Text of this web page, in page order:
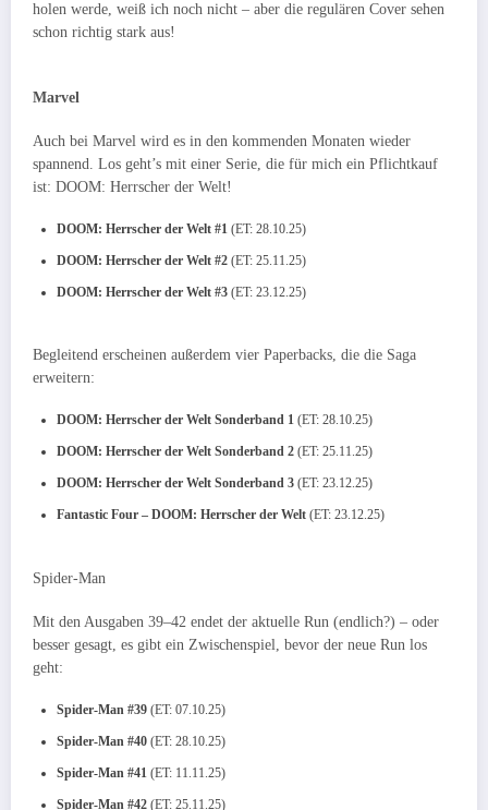
holen werde, weiß ich noch nicht – aber die regulären Cover sehen
schon richtig stark aus!
Marvel
Auch bei Marvel wird es in den kommenden Monaten wieder
spannend. Los geht’s mit einer Serie, die für mich ein Pflichtkauf
ist: DOOM: Herrscher der Welt!
DOOM: Herrscher der Welt #1 (ET: 28.10.25)
DOOM: Herrscher der Welt #2 (ET: 25.11.25)
DOOM: Herrscher der Welt #3 (ET: 23.12.25)
Begleitend erscheinen außerdem vier Paperbacks, die die Saga
erweitern:
DOOM: Herrscher der Welt Sonderband 1 (ET: 28.10.25)
DOOM: Herrscher der Welt Sonderband 2 (ET: 25.11.25)
DOOM: Herrscher der Welt Sonderband 3 (ET: 23.12.25)
Fantastic Four – DOOM: Herrscher der Welt (ET: 23.12.25)
Spider-Man
Mit den Ausgaben 39–42 endet der aktuelle Run (endlich?) – oder
besser gesagt, es gibt ein Zwischenspiel, bevor der neue Run los
geht:
Spider-Man #39 (ET: 07.10.25)
Spider-Man #40 (ET: 28.10.25)
Spider-Man #41 (ET: 11.11.25)
Spider-Man #42 (ET: 25.11.25)